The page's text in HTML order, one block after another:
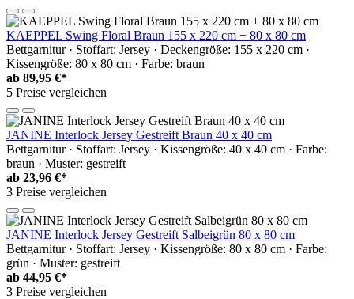
KAEPPEL Swing Floral Braun 155 x 220 cm + 80 x 80 cm
Bettgarnitur · Stoffart: Jersey · Deckengröße: 155 x 220 cm ·
Kissengröße: 80 x 80 cm · Farbe: braun
ab 89,95 €*
5 Preise vergleichen
JANINE Interlock Jersey Gestreift Braun 40 x 40 cm
Bettgarnitur · Stoffart: Jersey · Kissengröße: 40 x 40 cm · Farbe:
braun · Muster: gestreift
ab 23,96 €*
3 Preise vergleichen
JANINE Interlock Jersey Gestreift Salbeigrün 80 x 80 cm
Bettgarnitur · Stoffart: Jersey · Kissengröße: 80 x 80 cm · Farbe:
grün · Muster: gestreift
ab 44,95 €*
3 Preise vergleichen